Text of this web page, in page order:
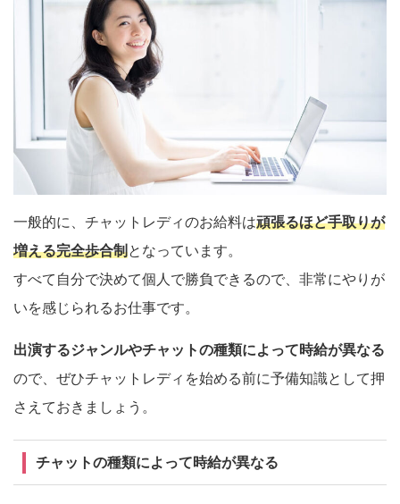
一般的に、チャットレディのお給料は頑張るほど手取りが
増える完全歩合制となっています。
すべて自分で決めて個人で勝負できるので、非常にやりが
いを感じられるお仕事です。
出演するジャンルやチャットの種類によって時給が異なる
ので、ぜひチャットレディを始める前に予備知識として押
さえておきましょう。
チャットの種類によって時給が異なる